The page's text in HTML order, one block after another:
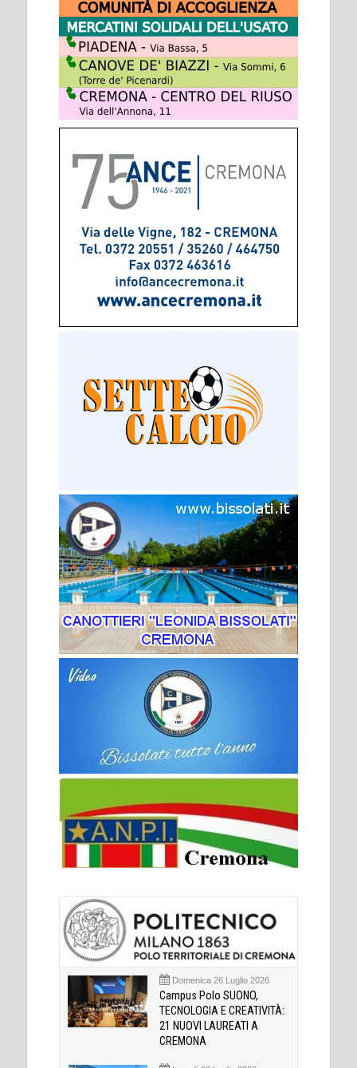
Domenica 26 Luglio 2026
Campus Polo SUONO,
TECNOLOGIA E CREATIVITÀ:
21 NUOVI LAUREATI A
CREMONA